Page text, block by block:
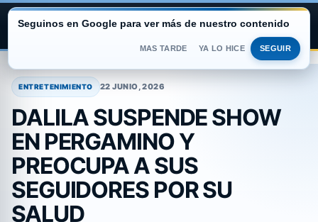
contenido
ARGENTINA PORTAL
ENTRETENIMIENTO 22 JUNIO, 2026
DALILA SUSPENDE SHOW
EN PERGAMINO Y
PREOCUPA A SUS
SEGUIDORES POR SU
SALUD
Seguinos en Google para ver más de nuestro contenido
MAS TARDE YA LO HICE SEGUIR